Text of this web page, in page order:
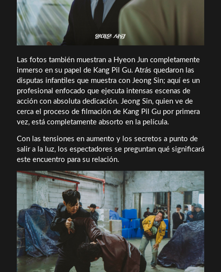
Las fotos también muestran a Hyeon Jun completamente
inmerso en su papel de Kang Pil Gu. Atrás quedaron las
disputas infantiles que muestra con Jeong Sin; aquí es un
profesional enfocado que ejecuta intensas escenas de
acción con absoluta dedicación. Jeong Sin, quien ve de
cerca el proceso de filmación de Kang Pil Gu por primera
vez, está completamente absorto en la película.
Con las tensiones en aumento y los secretos a punto de
salir a la luz, los espectadores se preguntan qué significará
este encuentro para su relación.